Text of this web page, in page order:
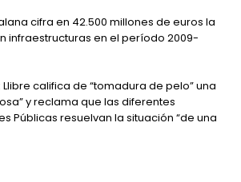
cifra en 42.500 millones de euros la
infraestructuras en el período 2009-
califica de “tomadura de pelo” una
y reclama que las diferentes
Públicas resuelvan la situación “de una